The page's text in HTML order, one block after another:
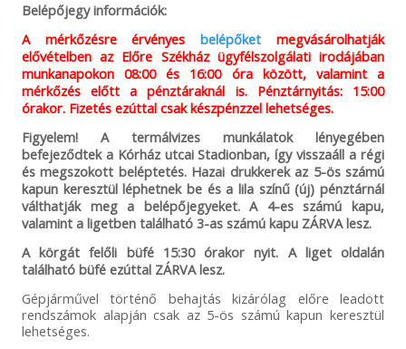
Belépőjegy információk:
A mérkőzésre érvényesbelépőket megvásárolhatják
elővételben az Előre Székház ügyfélszolgálati irodájában
munkanapokon 08:00 és 16:00 óra között, valamint a
mérkőzés előtt a pénztáraknál is. Pénztárnyitás: 15:00
órakor. Fizetés ezúttal csak készpénzzel lehetséges.
Figyelem! A termálvizes munkálatok lényegében
befejeződtek a Kórház utcai Stadionban, így visszaáll a régi
és megszokott beléptetés. Hazai drukkerek az 5-ös számú
kapun keresztül léphetnek be és a lila színű (új) pénztárnál
válthatják meg a belépőjegyeket. A 4-es számú kapu,
valamint a ligetben található 3-as számú kapu ZÁRVA lesz.
A körgát felőli büfé 15:30 órakor nyit. A liget oldalán
található büfé ezúttal ZÁRVA lesz.
Gépjárművel történő behajtás kizárólag előre leadott
rendszámok alapján csak az 5-ös számú kapun keresztül
lehetséges.